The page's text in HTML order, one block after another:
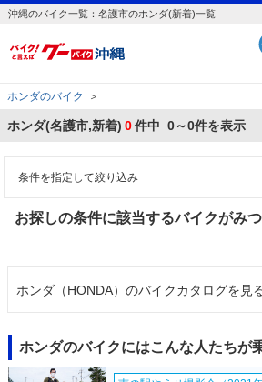
沖縄のバイク一覧：名護市のホンダ(新着)一覧
ホンダのバイク ＞
ホンダ(名護市,新着) 0件中 0～0件を表示
条件を指定して絞り込み
お探しの条件に該当するバイクがみ
ホンダ（HONDA）のバイクカタログを見
ホンダのバイクにはこんな人たちが